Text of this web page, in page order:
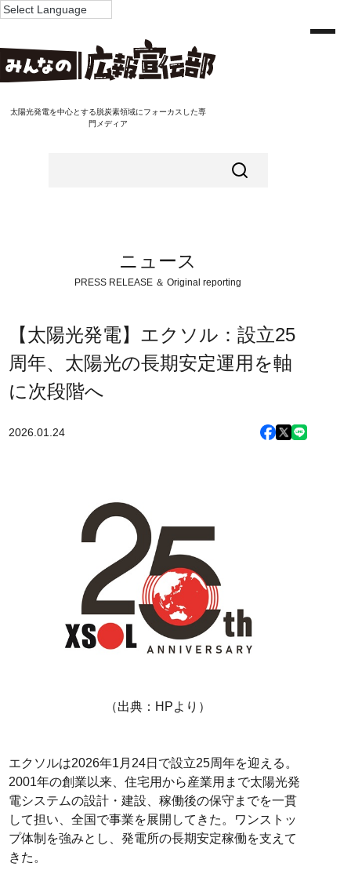
太陽光発電を中心とする脱炭素領域にフォーカスした専
門メディア
ニュース
PRESS RELEASE ＆ Original reporting
【太陽光発電】エクソル：設立25
周年、太陽光の長期安定運用を軸
に次段階へ
2026.01.24
（出典：HPより）
エクソルは2026年1月24日で設立25周年を迎える。
2001年の創業以来、住宅用から産業用まで太陽光発
電システムの設計・建設、稼働後の保守までを一貫
して担い、全国で事業を展開してきた。ワンストッ
プ体制を強みとし、発電所の長期安定稼働を支えて
きた。